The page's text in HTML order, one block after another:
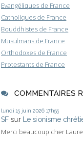
Evangéliques de France
Catholiques de France
Bouddhistes de France
Musulmans de France
Orthodoxes de France
Protestants de France
COMMENTAIRES
lundi 15 juin 2026 17h55
SF sur Le sionisme
Merci beaucoup cher